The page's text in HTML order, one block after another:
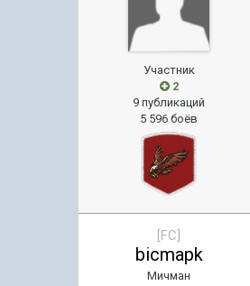
Участник
2
9 публикаций
5 596 боёв
[FC]
bicmapk
Мичман